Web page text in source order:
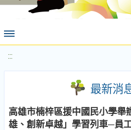
:::
最新消
高雄市楠梓區援中國民小學舉
雄、創新卓越」學習列車─員